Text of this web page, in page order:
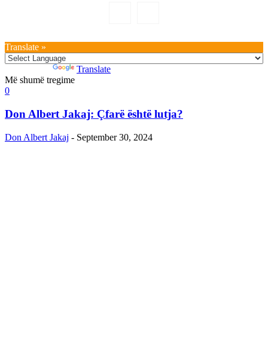
Translate »
Translate
Më shumë tregime
0
Don Albert Jakaj: Çfarë është lutja?
Don Albert Jakaj - September 30, 2024